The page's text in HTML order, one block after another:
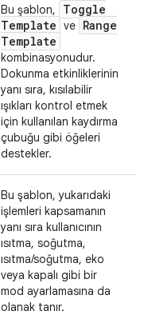
Bu şablon,
Toggle
Template ve Range
Template
kombinasyonudur.
Dokunma etkinliklerinin
yanı sıra, kısılabilir
ışıkları kontrol etmek
için kullanılan kaydırma
çubuğu gibi öğeleri
destekler.
Bu şablon, yukarıdaki
işlemleri kapsamanın
yanı sıra kullanıcının
ısıtma, soğutma,
ısıtma/soğutma, eko
veya kapalı gibi bir
mod ayarlamasına da
olanak tanır.